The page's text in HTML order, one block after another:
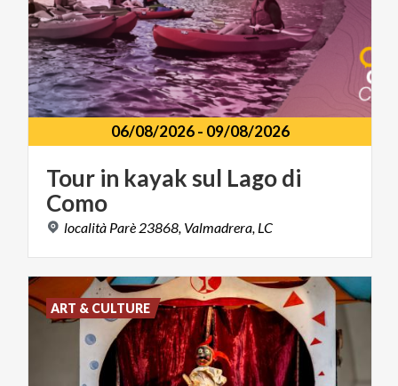
06/08/2026- 09/08/2026
Tour in kayak sul Lagodi
Como
località Parè 23868, Valmadrera, LC
ART & CULTURE